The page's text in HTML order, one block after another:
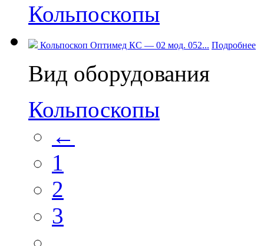
Кольпоскопы
Кольпоскоп Оптимед КС — 02 мод. 052... Подробнее
Вид оборудования
Кольпоскопы
←
1
2
3